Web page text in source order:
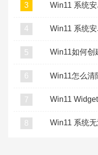
3 Win11 系统
4 Win11 系统
5 Win11如何创
6
7 Win11
8 Win11 系统